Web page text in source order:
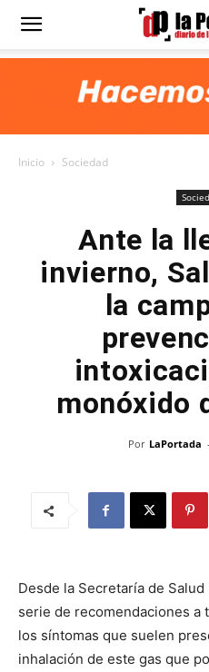
Diario
Inicio Sociedad
Ante la
invierno,
la
monóxido
Por LaPortada -
Desde la Secretaría de
serie de recomendaciones a
los síntomas que suelen
inhalación de este gas que